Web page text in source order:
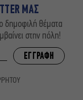
ΜΑΣ
δημοφιλή θέματα
στην πόλη!